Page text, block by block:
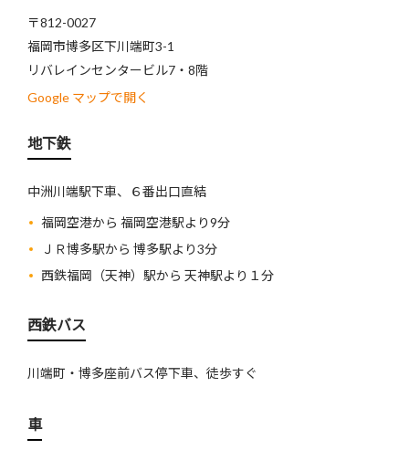
〒812-0027
福岡市博多区下川端町3-1
リバレインセンタービル7・8階
Google マップで開く
地下鉄
中洲川端駅下車、６番出口直結
福岡空港から 福岡空港駅より9分
ＪＲ博多駅から 博多駅より3分
西鉄福岡（天神）駅から 天神駅より１分
西鉄バス
川端町・博多座前バス停下車、徒歩すぐ
車